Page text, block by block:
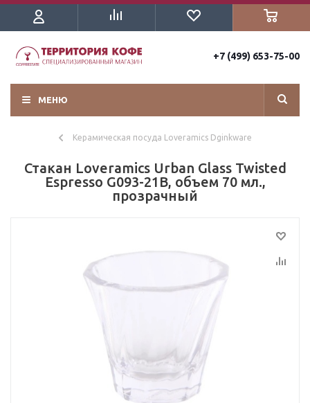
+7 (499) 653-75-00
МЕНЮ
Керамическая посуда Loveramics Dginkware
Стакан Loveramics Urban Glass Twisted
Espresso G093-21B, объем 70 мл.,
прозрачный